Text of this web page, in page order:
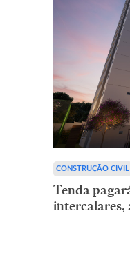
CONSTRUÇÃO CIVIL
Tenda
intercalares,